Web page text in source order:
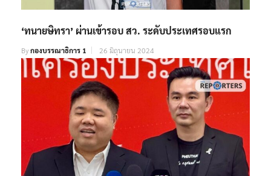
‘ทนายษิทรา’ ผ่านเข้ารอบ สว. ระดับประเทศรอบแรก
Byกองบรรณาธิการ 1 26 มิถุนายน 2024